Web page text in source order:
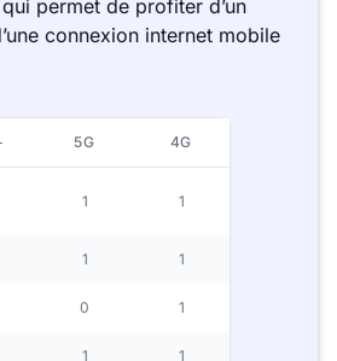
permet de profiter d’un
connexion internet mobile
5G 4G
1 1
1 1
0 1
1 1